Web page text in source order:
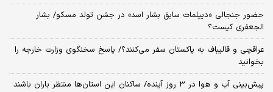
حضور جنجالی «دیپلمات سابق بشار اسد» در جشن تولد مسکو/ بشار
الجعفری کیست؟
عراقچی و قالیباف به پاکستان سفر می‌کنند؟/ پاسخ سخنگوی وزارت خارجه را
بخوانید
پیش‌بینی آب و هوا در ۳ روز آینده/ ساکنان این استان‌ها منتظر باران باشند